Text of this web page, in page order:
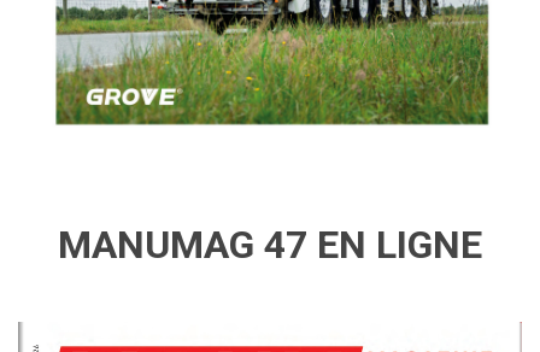
MANUMAG 47 EN LIGNE